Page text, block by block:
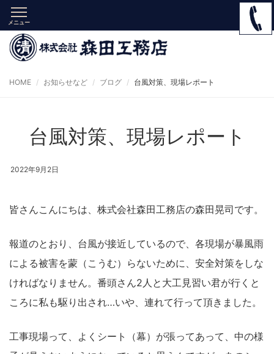
メニュー
HOME お知らせなど ブログ 台風対策、現場レポート
台風対策、現場レポート
2022年9月2日
皆さんこんにちは、株式会社森田工務店の森田晃司です。
報道のとおり、台風が接近しているので、各現場が暴風雨
による被害を蒙（こうむ）らないために、安全対策をしな
ければなりません。番頭さん2人と大工見習い君が行くと
ころに私も駆り出され…いや、連れて行って頂きました。
工事現場って、よくシート（幕）が張ってあって、中の様